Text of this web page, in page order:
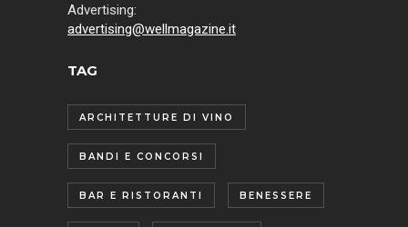
Advertising:
advertising@wellmagazine.it
TAG
ARCHITETTURE DI VINO
BANDI E CONCORSI
BAR E RISTORANTI BENESSERE